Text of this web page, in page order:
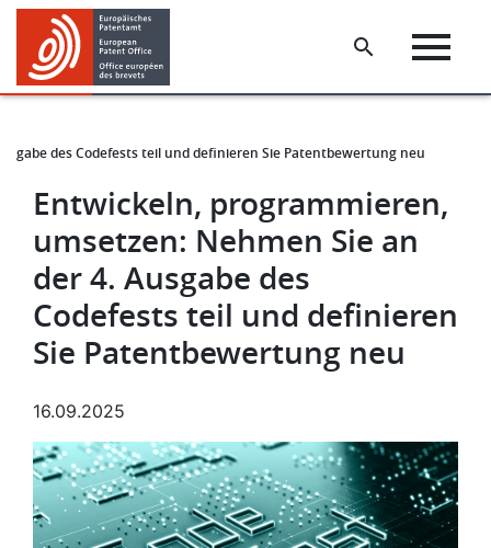
Skip
main
content
Skip
footer
des Codefests teil und definieren Sie Patentbewertung neu
Entwickeln, programmieren,
umsetzen: Nehmen Sie an
der 4. Ausgabe des
Codefests teil und definieren
Sie Patentbewertung neu
16.09.2025
Bild